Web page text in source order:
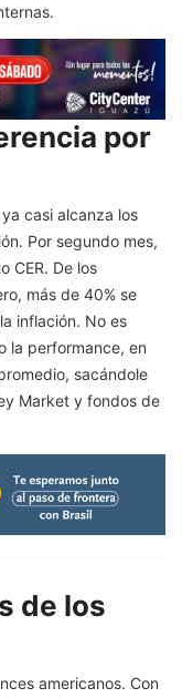
por
casi alcanza los
Por segundo mes,
CER. De los
más de 40% se
inflación. No es
la performance, en
sacándole
Market y fondos de
de los
americanos. Con